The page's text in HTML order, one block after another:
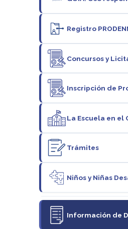
Registro
Concursos y
Inscripción de
La Escuela en el
Trámites
Niños y Niñas
Información de